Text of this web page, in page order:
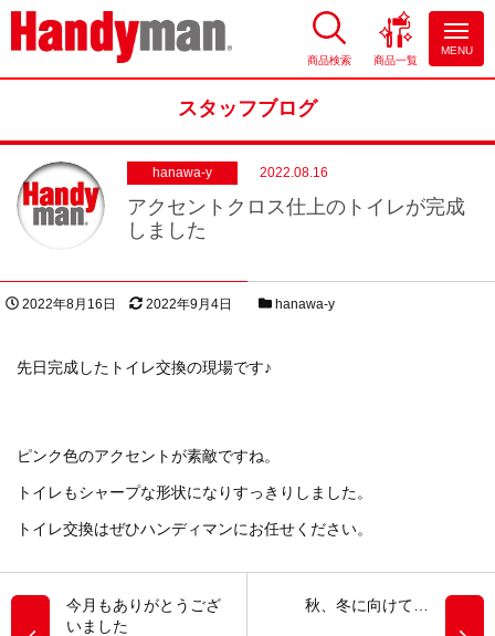
お風呂やキッチンのリフォーム
商品検索 商品一覧
MENU
スタッフブログ
hanawa-y 2022.08.16
アクセントクロス仕上のトイレが完成
しました
投稿日
2022年8月16日 更新日
2022年9月4日
スタッフブログカテゴリー
hanawa-y
先日完成したトイレ交換の現場です♪
ピンク色のアクセントが素敵ですね。
トイレもシャープな形状になりすっきりしました。
トイレ交換はぜひハンディマンにお任せください。
今月もありがとうござ
いました
秋、冬に向けて…